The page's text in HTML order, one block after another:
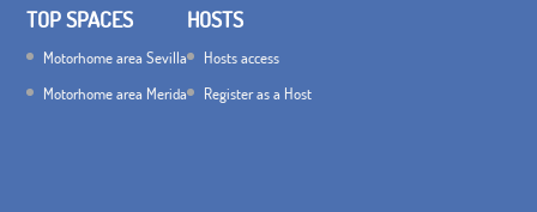
TOP SPACES
Motorhome area Sevilla
Motorhome area Merida
HOSTS
Hosts access
Register as a Host